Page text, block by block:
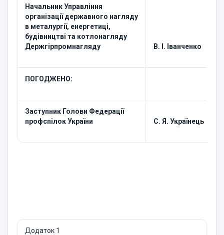
Начальник Управління
організації державного нагляду
в металургії, енергетиці,
будівництві та котлонагляду
Держгірпромнагляду
В. І. Іванченко
ПОГОДЖЕНО:
Заступник Голови Федерації
профспілок України
С. Я. Українець
Додаток 1